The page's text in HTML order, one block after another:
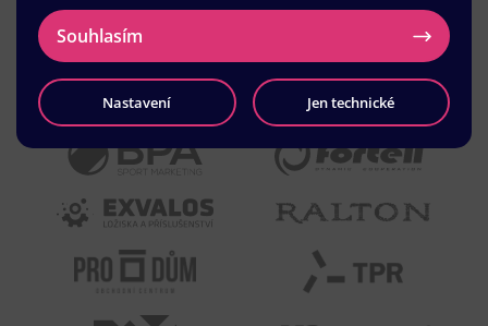
Souhlasím
Nastavení Jen technické